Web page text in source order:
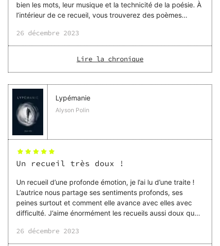
bien les mots, leur musique et la technicité de la poésie. À
l’intérieur de ce recueil, vous trouverez des poèmes
contemporaine, et ils sont dignes d’être rangé sur la même
étagère que nos poètes bien connus. L’autrice écrit sur la
vie courante, de ses rencontres de quelques minutes à la
j’ai eu du mal à me mettre deda
26 décembre 2023
Lire la chronique
Lypémanie
Alyson Polin
Un recueil très doux !
Un recueil d’une profonde émotion, je l’ai lu d’une traite !
L’autrice nous partage ses sentiments profonds, ses
peines surtout et comment elle avance avec elles avec
difficulté. J’aime énormément les recueils aussi doux que
au long de la lecture, on est bercé à la fois par les mots de
l’autrice mais aussi par les illustrations qu’elle a elle-même
26 décembre 2023